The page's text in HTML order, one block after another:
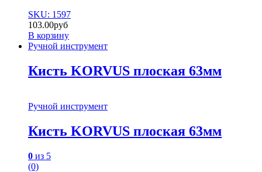
SKU: 1597
103.00руб
В корзину
Ручной инструмент
Кисть KORVUS плоская 63мм
Ручной инструмент
Кисть KORVUS плоская 63мм
0 из 5
(0)